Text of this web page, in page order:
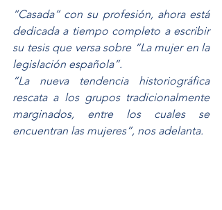
“Casada” con su profesión, ahora está
dedicada a tiempo completo a escribir
su tesis que versa sobre “La mujer en la
legislación española”.
“La nueva tendencia historiográfica
rescata a los grupos tradicionalmente
marginados, entre los cuales se
encuentran las mujeres”, nos adelanta.